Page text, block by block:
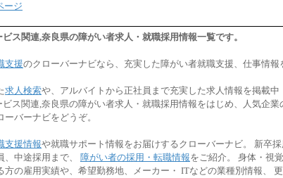
ージ
ス関連,奈良県の障がい者求人・就職採用情報一覧です。
支援のクローバーナビなら、充実した障がい者就職支援、仕事情報
求人検索や、アルバイトから正社員まで充実した求人情報を掲載中
ス関連,奈良県の障がい者求人・就職採用情報をはじめ、人気企業
バーナビをどうぞ。
支援情報や就職サポート情報をお届けするクローバーナビ。 新卒
、中途採用まで、 障がい者の採用・転職情報をご紹介。 身体・視
方の雇用実績や、希望勤務地、メーカー・ ITなどの業種別情報、